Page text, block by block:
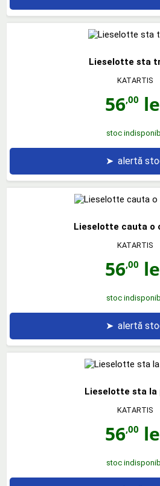
Lieselotte sta
KATARTIS
56,00
stoc
➤ alertă
Lieselotte cauta o
KATARTIS
56,00
stoc
➤ alertă
Lieselotte sta la
KATARTIS
56,00
stoc